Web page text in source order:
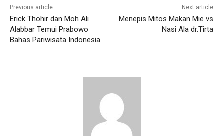
Previous article
Erick Thohir dan Moh Ali
Alabbar Temui Prabowo
Bahas Pariwisata Indonesia
Next article
Menepis Mitos Makan Mie vs
Nasi Ala dr.Tirta